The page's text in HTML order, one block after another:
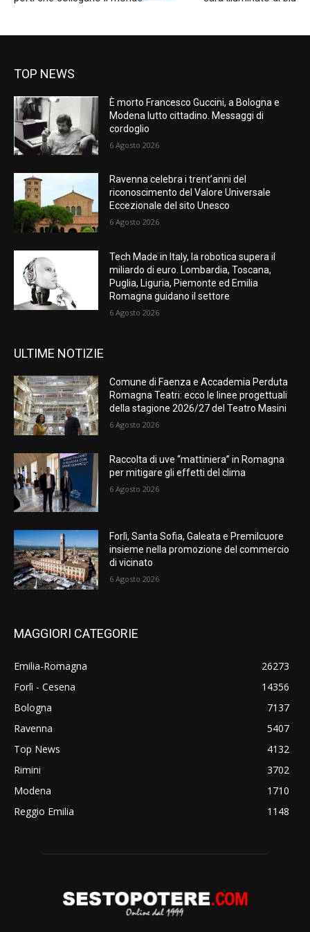
TOP NEWS
È morto Francesco Guccini, a Bologna e
Modena lutto cittadino. Messaggi di
cordoglio
6 Agosto 2026
Ravenna celebra i trent’anni del
riconoscimento del Valore Universale
Eccezionale del sito Unesco
6 Agosto 2026
Tech Made in Italy, la robotica supera il
miliardo di euro. Lombardia, Toscana,
Puglia, Liguria, Piemonte ed Emilia
Romagna guidano il settore
6 Agosto 2026
ULTIME NOTIZIE
Comune di Faenza e Accademia Perduta
Romagna Teatri: ecco le linee progettuali
della stagione 2026/27 del Teatro Masini
6 Agosto 2026
Raccolta di uve “mattiniera” in Romagna
per mitigare gli effetti del clima
6 Agosto 2026
Forlì, Santa Sofia, Galeata e Premilcuore
insieme nella promozione del commercio
di vicinato
6 Agosto 2026
MAGGIORI CATEGORIE
Emilia-Romagna
26273
Forlì - Cesena
14356
Bologna
7137
Ravenna
5407
Top News
4132
Rimini
3702
Modena
1710
Reggio Emilia
1148